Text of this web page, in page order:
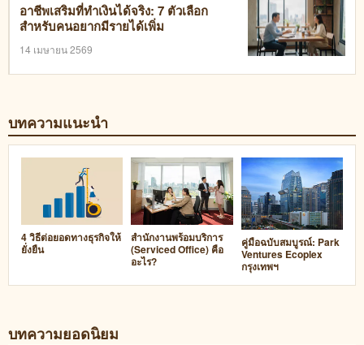
อาชีพเสริมที่ทำเงินได้จริง: 7 ตัวเลือก
สำหรับคนอยากมีรายได้เพิ่ม
14 เมษายน 2569
บทความแนะนำ
4 วิธีต่อยอดทางธุรกิจให้
ยั่งยืน
สำนักงานพร้อมบริการ
(Serviced Office) คือ
อะไร?
คู่มือฉบับสมบูรณ์: Park
Ventures Ecoplex
กรุงเทพฯ
บทความยอดนิยม